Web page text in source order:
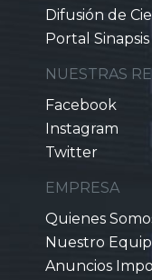
Difusión de
Portal Sinapsis
NUESTRAS
Facebook
Instagram
Twitter
EMPRESA
Quienes
Nuestro
Anuncios